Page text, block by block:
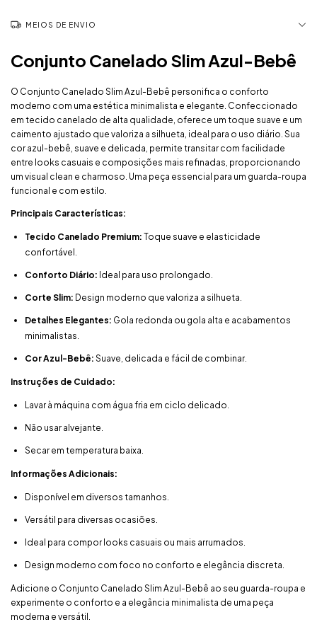
MEIOS DE ENVIO
Conjunto Canelado Slim Azul-Bebê
O Conjunto Canelado Slim Azul-Bebê personifica o conforto
moderno com uma estética minimalista e elegante. Confeccionado
em tecido canelado de alta qualidade, oferece um toque suave e um
caimento ajustado que valoriza a silhueta, ideal para o uso diário. Sua
cor azul-bebê, suave e delicada, permite transitar com facilidade
entre looks casuais e composições mais refinadas, proporcionando
um visual clean e charmoso. Uma peça essencial para um guarda-roupa
funcional e com estilo.
Principais Características:
Tecido Canelado Premium: Toque suave e elasticidade
confortável.
Conforto Diário: Ideal para uso prolongado.
Corte Slim: Design moderno que valoriza a silhueta.
Detalhes Elegantes: Gola redonda ou gola alta e acabamentos
minimalistas.
Cor Azul-Bebê: Suave, delicada e fácil de combinar.
Instruções de Cuidado:
Lavar à máquina com água fria em ciclo delicado.
Não usar alvejante.
Secar em temperatura baixa.
Informações Adicionais:
Disponível em diversos tamanhos.
Versátil para diversas ocasiões.
Ideal para compor looks casuais ou mais arrumados.
Design moderno com foco no conforto e elegância discreta.
Adicione o Conjunto Canelado Slim Azul-Bebê ao seu guarda-roupa e
experimente o conforto e a elegância minimalista de uma peça
moderna e versátil.